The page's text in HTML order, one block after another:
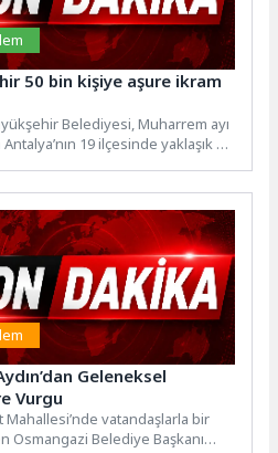
50 bin kişiye aşure ikram
Belediyesi, Muharrem ayı
Antalya’nın 19 ilçesinde yaklaşık 50
Geleneksel
Vurgu
Mahallesi’nde vatandaşlarla bir
Osmangazi Belediye Başkanı